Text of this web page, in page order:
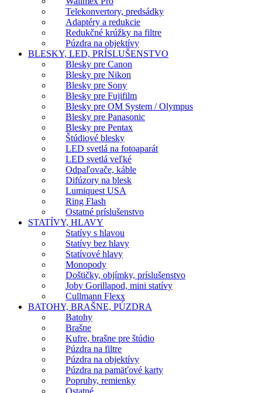
Telekonvertory, predsádky
Adaptéry a redukcie
Redukčné krúžky na filtre
Púzdra na objektívy
BLESKY, LED, PRÍSLUŠENSTVO
Blesky pre Canon
Blesky pre Nikon
Blesky pre Sony
Blesky pre Fujifilm
Blesky pre OM System / Olympus
Blesky pre Panasonic
Blesky pre Pentax
Štúdiové blesky
LED svetlá na fotoaparát
LED svetlá veľké
Odpaľovače, káble
Difúzory na blesk
Lumiquest USA
Ring Flash
Ostatné príslušenstvo
STATÍVY, HLAVY
Statívy s hlavou
Statívy bez hlavy
Statívové hlavy
Monopody
Doštičky, objímky, príslušenstvo
Joby Gorillapod, mini statívy
Cullmann Flexx
BATOHY, BRAŠNE, PÚZDRA
Batohy
Brašne
Kufre, brašne pre štúdio
Púzdra na filtre
Púzdra na objektívy
Púzdra na pamäťové karty
Popruhy, remienky
Ostatné